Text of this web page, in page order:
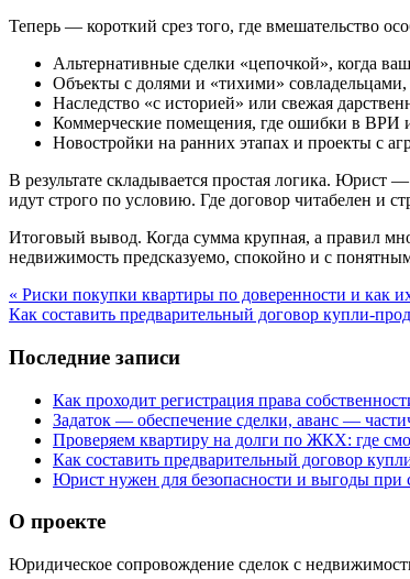
Теперь — короткий срез того, где вмешательство
Альтернативные сделки «цепочкой», когда
Объекты с долями и «тихими»
Наследство «с историей» или свежая
Коммерческие помещения, где ошибки в ВРИ
Новостройки на ранних этапах и проекты с
В результате складывается простая логика.
идут строго по условию. Где договор читабелен и
Итоговый вывод. Когда сумма крупная, а правил
недвижимость предсказуемо, спокойно и с
« Риски покупки квартиры по доверенности и как
Как составить предварительный договор
Последние записи
Как проходит регистрация права
Задаток — обеспечение сделки, аванс —
Проверяем квартиру на долги по ЖКХ: где
Как составить предварительный договор
Юрист нужен для безопасности и выгоды при
О проекте
Юридическое сопровождение сделок с